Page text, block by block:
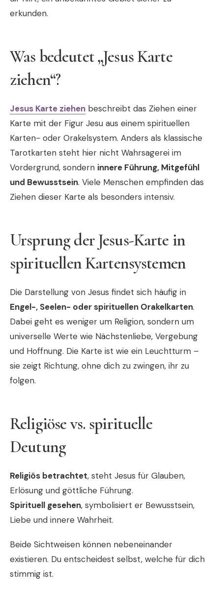
erkunden.
Was bedeutet „Jesus Karte
ziehen“?
Jesus Karte ziehen beschreibt das Ziehen einer
Karte mit der Figur Jesu aus einem spirituellen
Karten- oder Orakelsystem. Anders als klassische
Tarotkarten steht hier nicht Wahrsagerei im
Vordergrund, sondern innere Führung, Mitgefühl
und Bewusstsein. Viele Menschen empfinden das
Ziehen dieser Karte als besonders intensiv.
Ursprung der Jesus-Karte in
spirituellen Kartensystemen
Die Darstellung von Jesus findet sich häufig in
Engel-, Seelen- oder spirituellen Orakelkarten.
Dabei geht es weniger um Religion, sondern um
universelle Werte wie Nächstenliebe, Vergebung
und Hoffnung. Die Karte ist wie ein Leuchtturm –
sie zeigt Richtung, ohne dich zu zwingen, ihr zu
folgen.
Religiöse vs. spirituelle
Deutung
Religiös betrachtet, steht Jesus für Glauben,
Erlösung und göttliche Führung.
Spirituell gesehen, symbolisiert er Bewusstsein,
Liebe und innere Wahrheit.
Beide Sichtweisen können nebeneinander
existieren. Du entscheidest selbst, welche für dich
stimmig ist.